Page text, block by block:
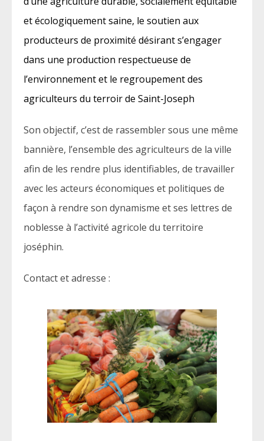
et écologiquement saine, le soutien aux
producteurs de proximité désirant s’engager
dans une production respectueuse de
l’environnement et le regroupement des
agriculteurs du terroir de Saint-Joseph
Son objectif, c’est de rassembler sous une même
bannière, l’ensemble des agriculteurs de la ville
afin de les rendre plus identifiables, de travailler
avec les acteurs économiques et politiques de
façon à rendre son dynamisme et ses lettres de
noblesse à l’activité agricole du territoire
joséphin.
Contact et adresse :